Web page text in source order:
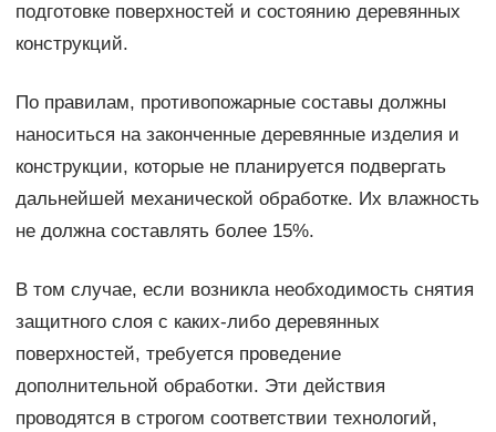
подготовке поверхностей и состоянию деревянных
конструкций.
По правилам, противопожарные составы должны
наноситься на законченные деревянные изделия и
конструкции, которые не планируется подвергать
дальнейшей механической обработке. Их влажность
не должна составлять более 15%.
В том случае, если возникла необходимость снятия
защитного слоя с каких-либо деревянных
поверхностей, требуется проведение
дополнительной обработки. Эти действия
проводятся в строгом соответствии технологий,